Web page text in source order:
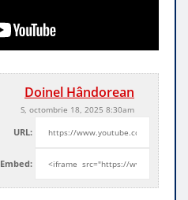
Doinel Hândorean
S, octombrie 18, 2025 8:30am
URL:
Embed: